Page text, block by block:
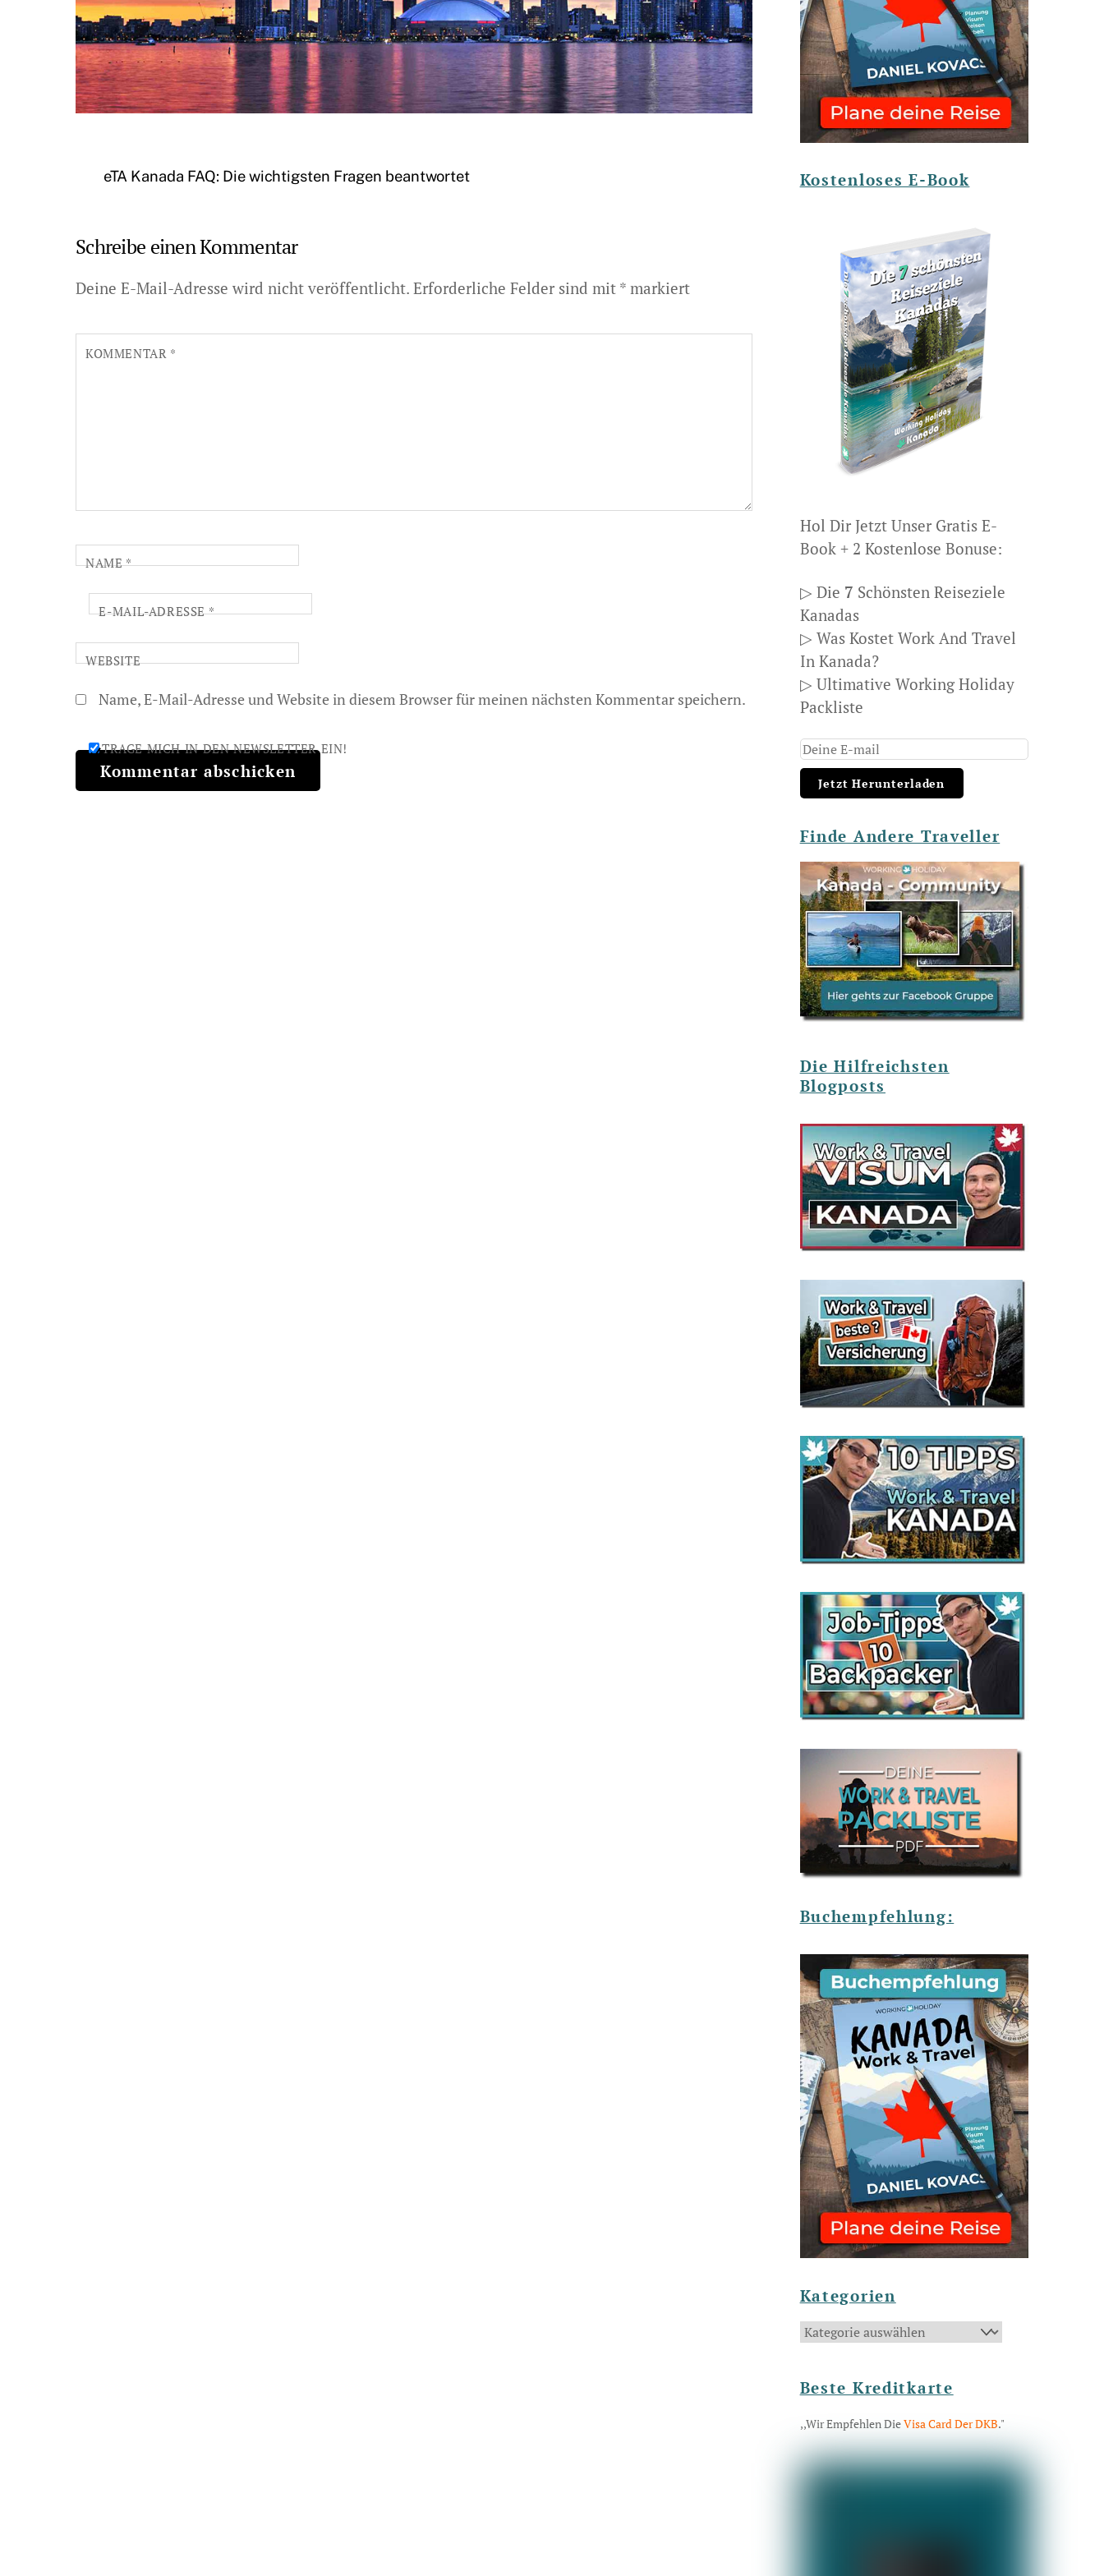
eTA Kanada FAQ: Die wichtigsten Fragen beantwortet
Schreibe einen Kommentar
Deine E-Mail-Adresse wird nicht veröffentlicht. Erforderliche Felder sind mit * markiert
KOMMENTAR *
NAME*
E-MAIL-ADRESSE*
WEBSITE
Name, E-Mail-Adresse und Website in diesem Browser für meinen nächsten Kommentar speichern.
TRAGE MICH IN DEN NEWSLETTER EIN!
Kostenloses E-Book
Hol Dir Jetzt Unser Gratis E-
Book + 2 Kostenlose Bonuse:
▷ Die 7 Schönsten Reiseziele
Kanadas
▷ Was Kostet Work And Travel
In Kanada?
▷ Ultimative Working Holiday
Packliste
Finde Andere Traveller
Die Hilfreichsten
Blogposts
Buchempfehlung:
Kategorien
Kategorien
Beste Kreditkarte
,,Wir Empfehlen DieVisa Card Der DKB."